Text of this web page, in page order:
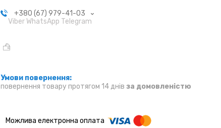
+380 (67) 979-41-03
Viber WhatsApp Telegram
повернення товару протягом 14 днів за домовленістю